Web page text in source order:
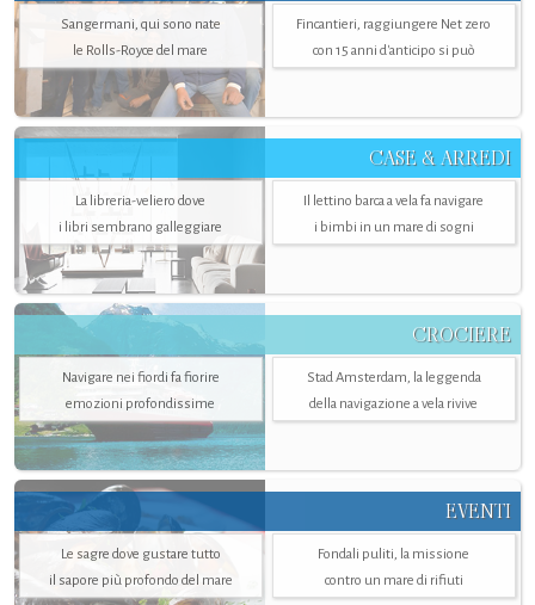
Sangermani, qui sono nate
le Rolls-Royce del mare
Fincantieri, raggiungere Net zero
con 15 anni d'anticipo si può
CASE & ARREDI
La libreria-veliero dove
i libri sembrano galleggiare
Il lettino barca a vela fa navigare
i bimbi in un mare di sogni
CROCIERE
Navigare nei fiordi fa fiorire
emozioni profondissime
Stad Amsterdam, la leggenda
della navigazione a vela rivive
EVENTI
Le sagre dove gustare tutto
il sapore più profondo del mare
Fondali puliti, la missione
contro un mare di rifiuti